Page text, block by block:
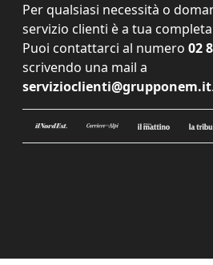
Per qualsiasi necessità o
servizio clienti è a tua
Puoi contattarci al numero 02
scrivendo una mail a
servizioclienti@grupponem.it.